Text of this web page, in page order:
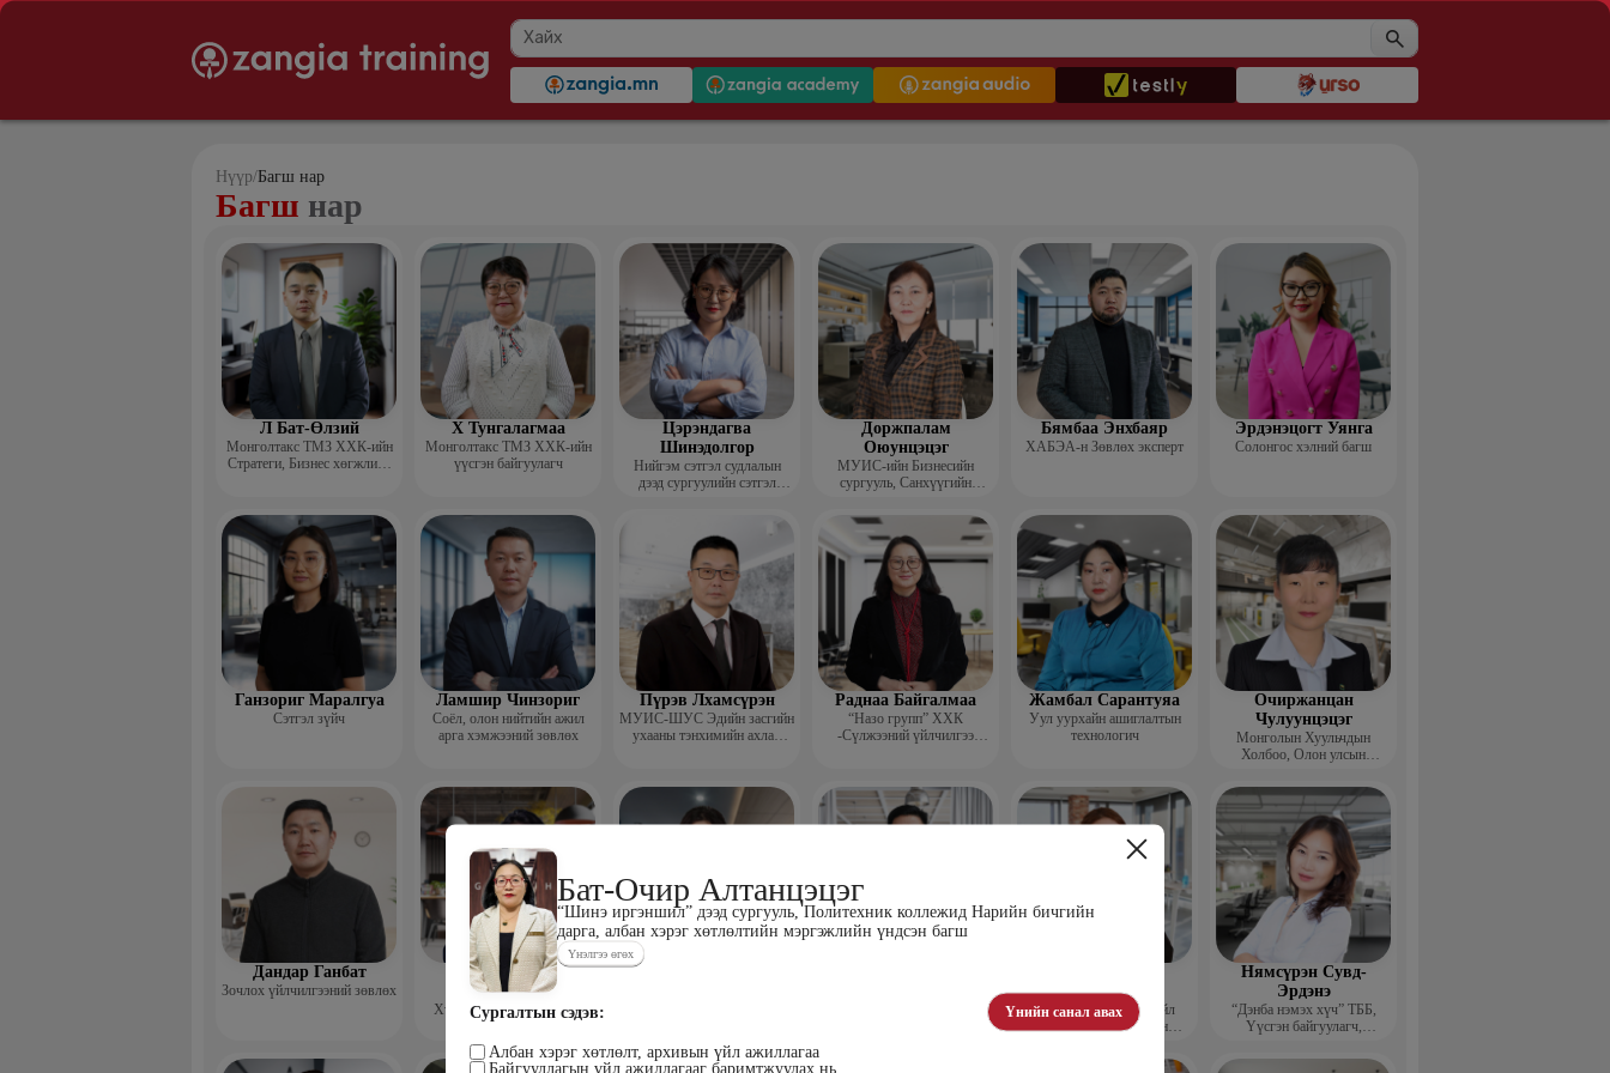
Бат-Очир Алтанцэцэг
“Шинэ иргэншил” дээд сургууль, Политехник коллежид Нарийн бичгийн
дарга, албан хэрэг хөтлөлтийн мэргэжлийн үндсэн багш
Үнэлгээ өгөх
Сургалтын сэдэв: Үнийн санал авах
Албан хэрэг хөтлөлт, архивын үйл ажиллагаа
Байгууллагын үйл ажиллагааг баримтжуулах нь
Нүүр/Багш нар
Багш нар
Л Бат-Өлзий
Монголтакс ТМЗ ХХК-ийн
Стратеги, Бизнес хөгжлийн
Х Тунгалагмаа
Монголтакс ТМЗ ХХК-ийн
үүсгэн байгуулагч
Цэрэндагва
Шинэдолгор
Нийгэм сэтгэл судлалын
дээд сургуулийн сэтгэл
Доржпалам
Оюунцэцэг
МУИС-ийн Бизнесийн
сургууль, Санхүүгийн
Бямбаа Энхбаяр
ХАБЭА-н Зөвлөх эксперт
Эрдэнэцогт Уянга
Солонгос хэлний багш
Ганзориг Маралгуа
Сэтгэл зүйч
Ламшир Чинзориг
Соёл, олон нийтийн ажил
арга хэмжээний зөвлөх
Пүрэв Лхамсүрэн
МУИС-ШУС Эдийн засгийн
ухааны тэнхимийн ахлах
Раднаа Байгалмаа
“Назо групп” ХХК
-Сүлжээний үйлчилгээ
Жамбал Сарантуяа
Уул уурхайн ашиглалтын
технологич
Очиржанцан
Чулуунцэцэг
Монголын Хуульчдын
Холбоо, Олон улсын
Дандар Ганбат
Зочлох үйлчилгээний зөвлөх
Гэрэлцэцэг
Бямбачулуун
Хүний нөөцийн менежер
Рэнцэнхорол
“HR mentor group” Үйл
ажиллагаа хариуцсан
Нямсүрэн Сувд-
Эрдэнэ
“Дэнба нэмэх хүч” ТББ,
Үүсгэн байгуулагч,